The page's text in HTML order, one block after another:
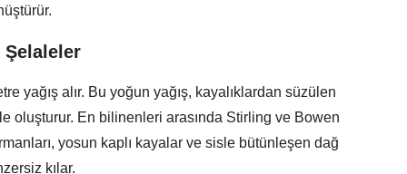
Şelaleler
yağış alır. Bu yoğun yağış, kayalıklardan süzülen
oluşturur. En bilinenleri arasında Stirling ve Bowen
yosun kaplı kayalar ve sisle bütünleşen dağ
kılar.